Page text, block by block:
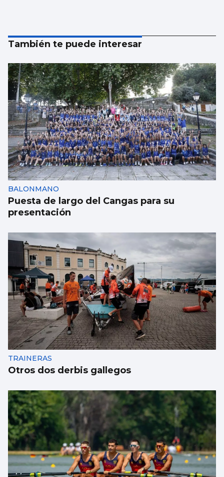
También te puede interesar
BALONMANO
Puesta de largo del Cangas para su
presentación
TRAINERAS
Otros dos derbis gallegos